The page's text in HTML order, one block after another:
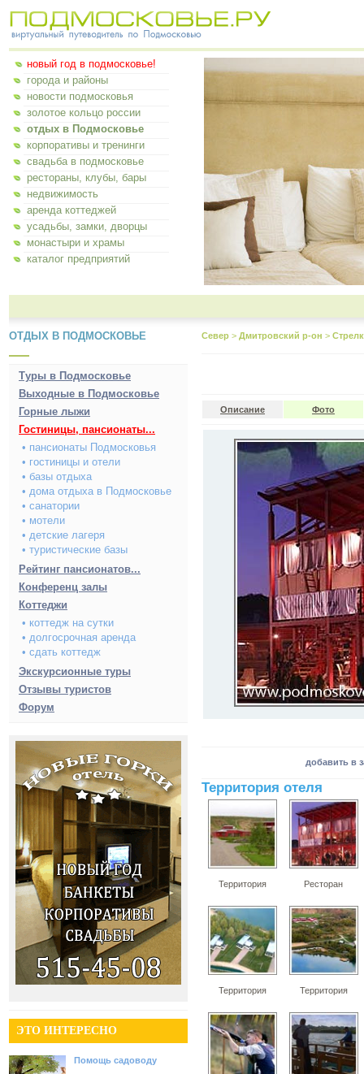
новый год в подмосковье!
города и районы
новости подмосковья
золотое кольцо россии
отдых в Подмосковье
корпоративы и тренинги
свадьба в подмосковье
рестораны, клубы, бары
недвижимость
аренда коттеджей
усадьбы, замки, дворцы
монастыри и храмы
каталог предприятий
ОТДЫХ В ПОДМОСКОВЬЕ
Туры в Подмосковье
Выходные в Подмосковье
Горные лыжи
Гостиницы, пансионаты...
• пансионаты Подмосковья
• гостиницы и отели
• базы отдыха
• дома отдыха в Подмосковье
• санатории
• мотели
• детские лагеря
• туристические базы
Рейтинг пансионатов...
Конференц залы
Коттеджи
• коттедж на сутки
• долгосрочная аренда
• сдать коттедж
Экскурсионные туры
Отзывы туристов
Форум
ЭТО ИНТЕРЕСНО
Помощь садоводу
Север > Дмитровский р-он >
Описание Фото
добавить в
Территория отеля
Территория Ресторан
Территория Территория